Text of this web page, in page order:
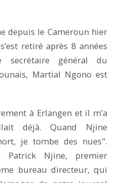
depuis le Cameroun hier
retiré après 8 années
secrétaire général du
Martial Ngono est
à Erlangen et il m’a
déjà. Quand Njine
je tombe des nues".
Patrick Njine, premier
bureau directeur, qui